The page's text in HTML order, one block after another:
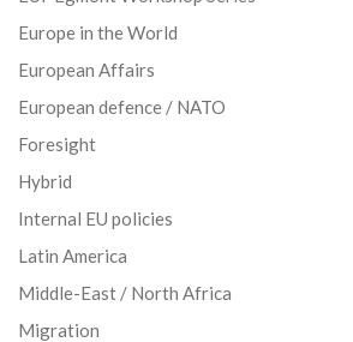
Europe in the World
European Affairs
European defence / NATO
Foresight
Hybrid
Internal EU policies
Latin America
Middle-East / North Africa
Migration